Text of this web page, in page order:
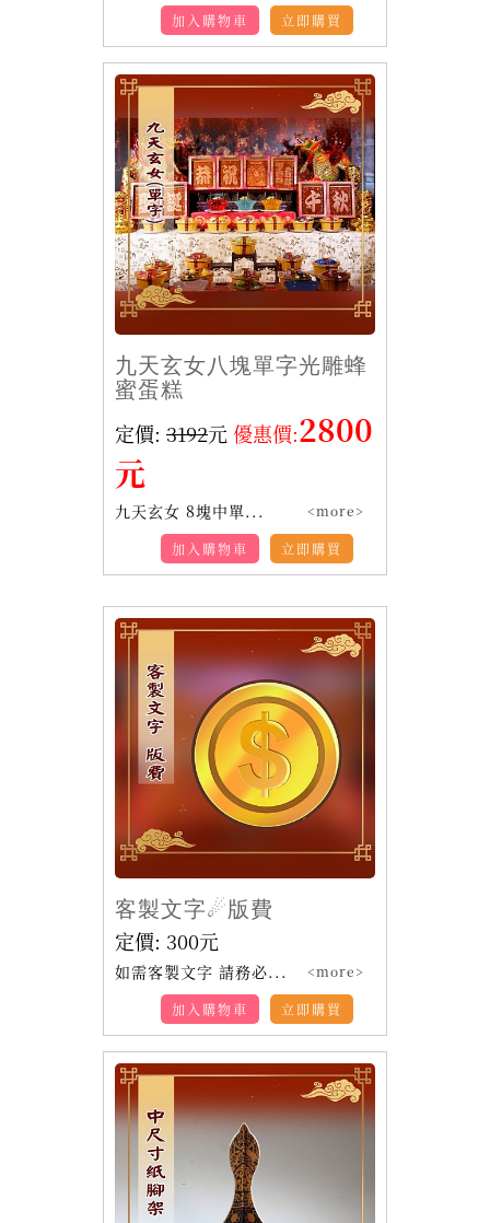
立即購買
加入購物車
九天玄女八塊單字光雕蜂
蜜蛋糕
定價: 3192元 優惠價:2800
元
九天玄女 8塊中單... <more>
立即購買
加入購物車
客製文字☄版費
定價: 300元
如需客製文字 請務必... <more>
立即購買
加入購物車